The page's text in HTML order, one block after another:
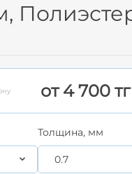
от 4 700
Толщина, мм
0.7